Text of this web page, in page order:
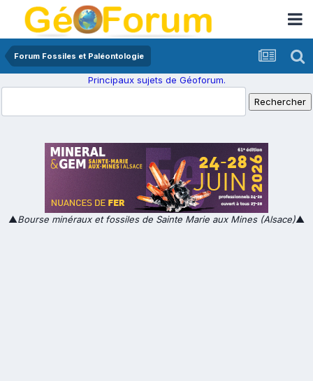
Forum Fossiles et Paléontologie
Principaux sujets de Géoforum.
▲Bourse minéraux et fossiles de Sainte Marie aux Mines (Alsace)▲